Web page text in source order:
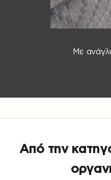
Με
Από την